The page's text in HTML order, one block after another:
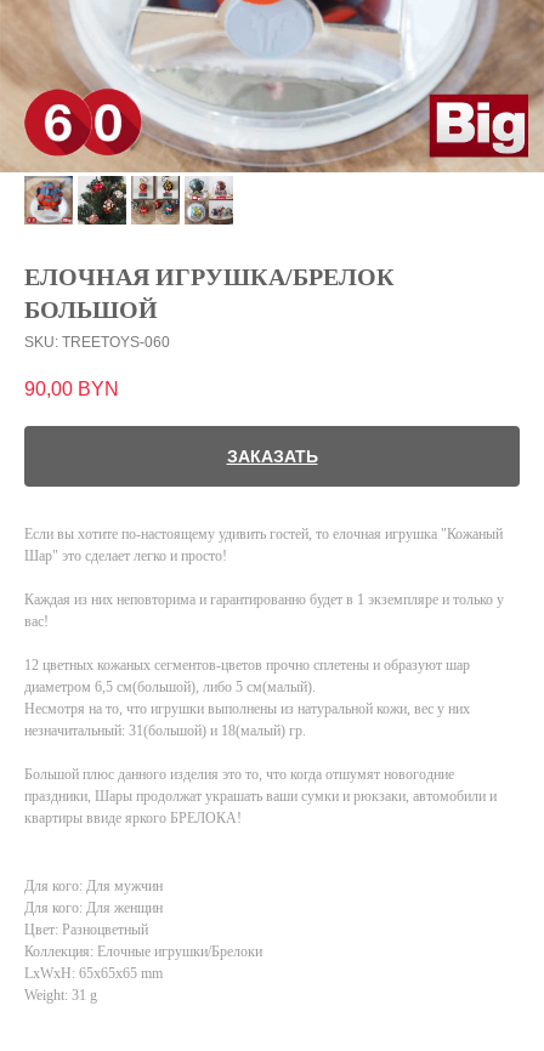
ЕЛОЧНАЯ ИГРУШКА/БРЕЛОК
БОЛЬШОЙ
SKU: TREETOYS-060
90,00 BYN
ЗАКАЗАТЬ
Если вы хотите по-настоящему удивить гостей, то елочная игрушка "Кожаный
Шар" это сделает легко и просто!
Каждая из них неповторима и гарантированно будет в 1 экземпляре и только у
вас!
12 цветных кожаных сегментов-цветов прочно сплетены и образуют шар
диаметром 6,5 см(большой), либо 5 см(малый).
Несмотря на то, что игрушки выполнены из натуральной кожи, вес у них
незначитальный: 31(большой) и 18(малый) гр.
Большой плюс данного изделия это то, что когда отшумят новогодние
праздники, Шары продолжат украшать ваши сумки и рюкзаки, автомобили и
квартиры ввиде яркого БРЕЛОКА!
Для кого: Для мужчин
Для кого: Для женщин
Цвет: Разноцветный
Коллекция: Елочные игрушки/Брелоки
LxWxH: 65x65x65 mm
Weight: 31 g